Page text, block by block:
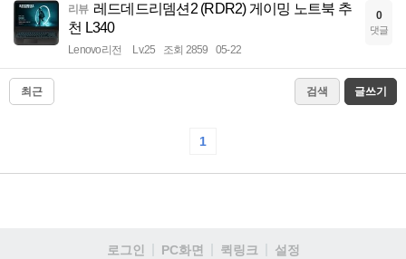
리뷰 레드데드리뎀션2 (RDR2) 게이밍 노트북 추
천 L340
Lenovo리전 Lv.25 조회 2859 05-22
0
댓글
최근 검색 글쓰기
1
로그인 PC화면 퀵링크
설정